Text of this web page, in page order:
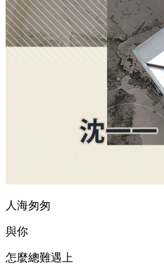
人海匆匆
與你
怎麼總難遇上